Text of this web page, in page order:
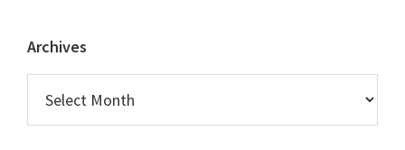
Archives